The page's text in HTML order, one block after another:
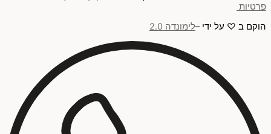
פרטיות
הוקם ב ♡ על ידי –לימונדה 2.0